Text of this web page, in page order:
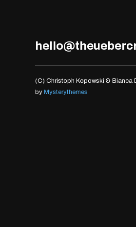
(C) Christoph Kopowski & Bianca
by Mysterythemes